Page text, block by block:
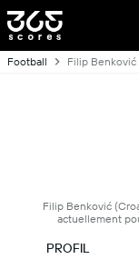
Football Filip Benković
Filip Benković
actuellement
PROFIL